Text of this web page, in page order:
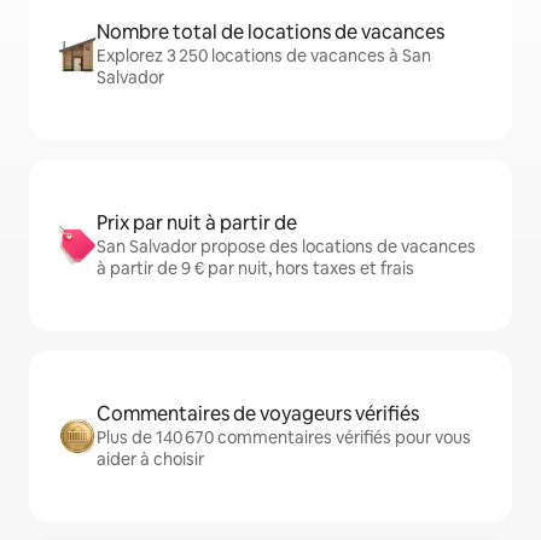
Nombre total de locations de vacances
Explorez 3 250 locations de vacances à San
Salvador
Prix par nuit à partir de
San Salvador propose des locations de vacances
à partir de 9 € par nuit, hors taxes et frais
Commentaires de voyageurs vérifiés
Plus de 140 670 commentaires vérifiés pour vous
aider à choisir